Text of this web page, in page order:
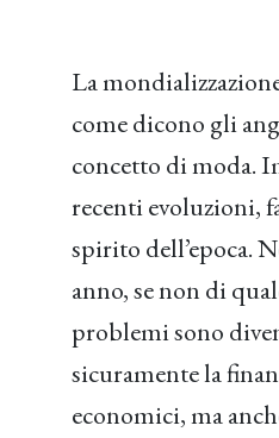
La
come dicono gli
concetto di moda.
recenti evoluzioni,
spirito dell’epoca.
anno, se non di
problemi sono
sicuramente la
economici, ma